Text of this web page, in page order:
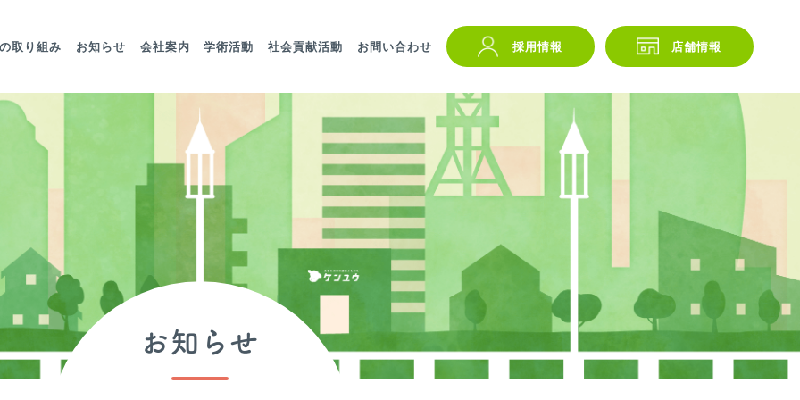
取り組み お知らせ 会社案内 学術活動 社会貢献活動 お問い合わせ 採用情報 店舗情報
お知らせ